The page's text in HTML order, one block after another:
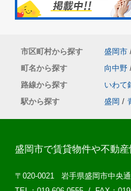
市区町村から探す 盛岡市
町名から探す
向中野
路線から探す
いわて
駅から探す
盛岡 /
盛岡市で賃貸物件や不動
〒020-0021 岩手県盛岡市中央